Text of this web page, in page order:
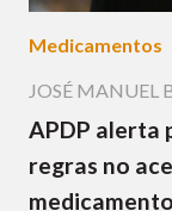
Medicamentos
JOSÉ MANUEL
APDP alerta
regras no